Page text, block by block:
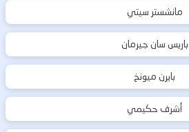
مانشستر سيتي
باريس سان جيرمان
بايرن ميونخ
أشرف حكيمي